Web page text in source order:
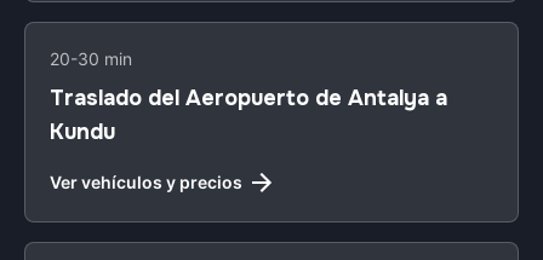
20-30 min
Traslado del Aeropuerto de Antalya a
Kundu
Ver vehículos y precios